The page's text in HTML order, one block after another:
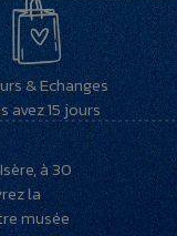
& Echanges
avez 15 jours
à 30
la
musée